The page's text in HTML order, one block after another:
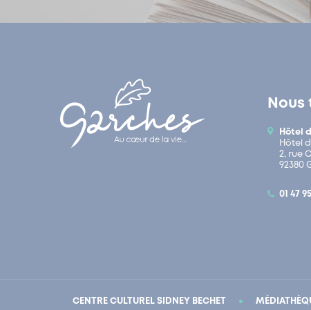
Hôtel
Hôtel
2, rue
92380
01 47
CENTRE CULTUREL SIDNEY BECHET